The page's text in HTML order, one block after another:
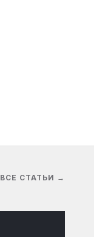
ВСЕ СТАТЬИ →